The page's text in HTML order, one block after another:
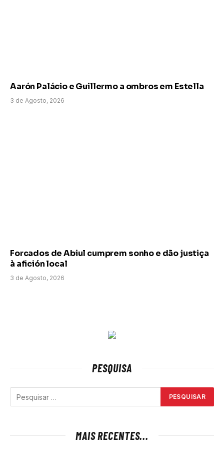
Aarón Palácio e Guillermo a ombros em Estella
3 de Agosto, 2026
Forcados de Abiul cumprem sonho e dão justiça
à afición local
3 de Agosto, 2026
PESQUISA
MAIS RECENTES...